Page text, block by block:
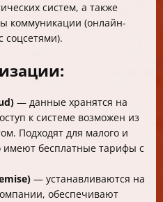
систем, а также
коммуникации (онлайн-
соцсетями).
— данные хранятся на
к системе возможен из
Подходят для малого и
имеют бесплатные тарифы с
— устанавливаются на
обеспечивают